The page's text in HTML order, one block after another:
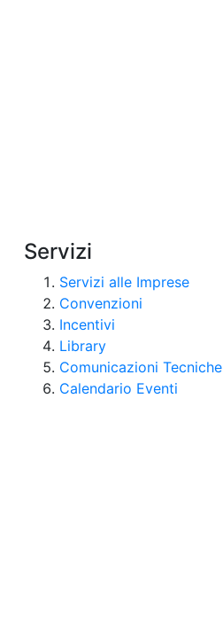
Servizi
Servizi alle Imprese
Convenzioni
Incentivi
Library
Comunicazioni Tecniche
Calendario Eventi